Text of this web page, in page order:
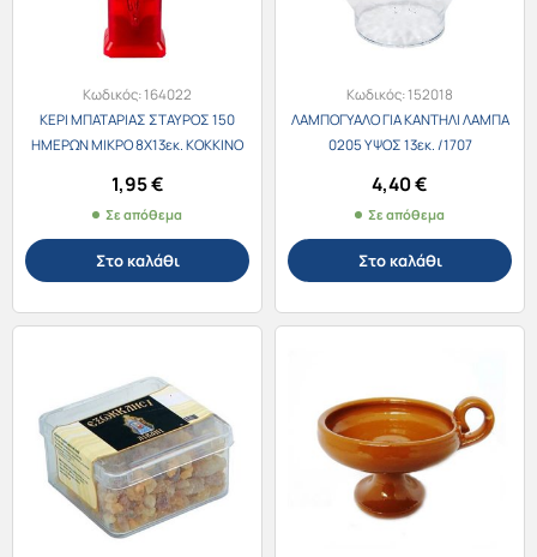
Κωδικός:164022
ΚΕΡΙ ΜΠΑΤΑΡΙΑΣ ΣΤΑΥΡΟΣ 150
ΗΜΕΡΩΝ ΜΙΚΡΟ 8Χ13εκ. ΚΟΚΚΙΝΟ
1,95€
Σε απόθεμα
Στο καλάθι
Κωδικός:152018
ΛΑΜΠΟΓΥΑΛΟ ΓΙΑ ΚΑΝΤΗΛΙ ΛΑΜΠΑ
0205 ΥΨΟΣ 13εκ. /1707
4,40€
Σε απόθεμα
Στο καλάθι